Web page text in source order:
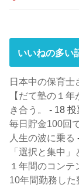
いいねの多い
日本中の保育士
【だて塾の１
き合う。
- 18 投
毎日貯金100回
人生の波に乗る
「選択と集中
１年間のコンテ
10年間勤務し